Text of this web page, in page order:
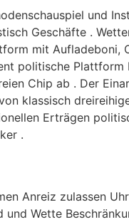
und
Geschäfte .
mit
politische
Chip ab . Der
klassisch
Erträgen
.
Anreiz zulassen
Wette